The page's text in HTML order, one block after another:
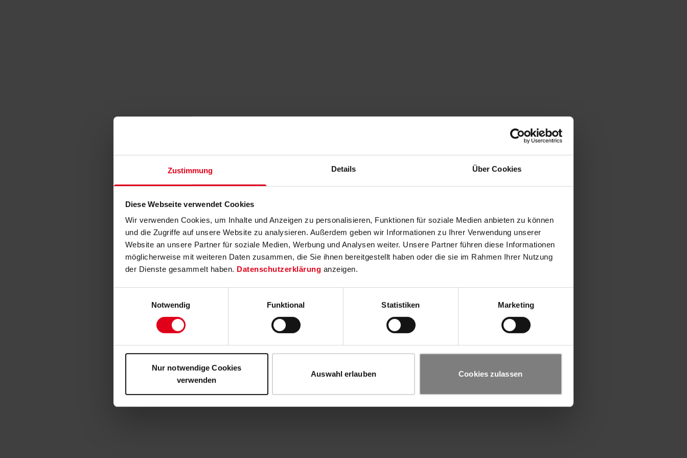
Zustimmung Details Über Cookies
Diese Webseite verwendet Cookies
Wir verwenden Cookies, um Inhalte und Anzeigen zu personalisieren, Funktionen für soziale Medien anbieten zu können
und die Zugriffe auf unsere Website zu analysieren. Außerdem geben wir Informationen zu Ihrer Verwendung unserer
Website an unsere Partner für soziale Medien, Werbung und Analysen weiter. Unsere Partner führen diese Informationen
möglicherweise mit weiteren Daten zusammen, die Sie ihnen bereitgestellt haben oder die sie im Rahmen Ihrer Nutzung
der Dienste gesammelt haben. Datenschutzerklärung anzeigen.
Notwendig
Funktional Statistiken Marketing
Nur notwendige Cookies
verwenden
Auswahl erlauben Cookies zulassen